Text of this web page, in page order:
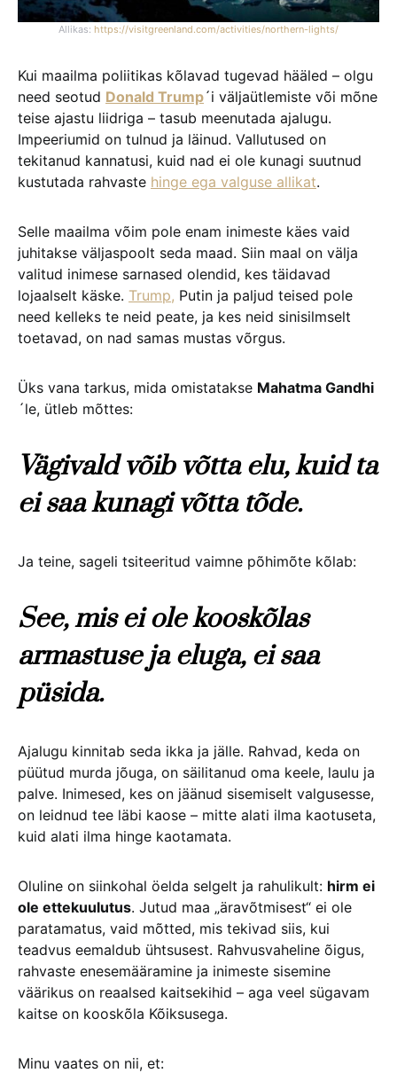
Allikas: https://visitgreenland.com/activities/northern-lights/
Kui maailma poliitikas kõlavad tugevad hääled – olgu
need seotud Donald Trump´i väljaütlemiste või mõne
teise ajastu liidriga – tasub meenutada ajalugu.
Impeeriumid on tulnud ja läinud. Vallutused on
tekitanud kannatusi, kuid nad ei ole kunagi suutnud
kustutada rahvaste hinge ega valguse allikat.
Selle maailma võim pole enam inimeste käes vaid
juhitakse väljaspoolt seda maad. Siin maal on välja
valitud inimese sarnased olendid, kes täidavad
lojaalselt käske. Trump, Putin ja paljud teised pole
need kelleks te neid peate, ja kes neid sinisilmselt
toetavad, on nad samas mustas võrgus.
Üks vana tarkus, mida omistatakse Mahatma Gandhi
´le, ütleb mõttes:
Vägivald võib võtta elu, kuid ta
ei saa kunagi võtta tõde.
Ja teine, sageli tsiteeritud vaimne põhimõte kõlab:
See, mis ei ole kooskõlas
armastuse ja eluga, ei saa
püsida.
Ajalugu kinnitab seda ikka ja jälle. Rahvad, keda on
püütud murda jõuga, on säilitanud oma keele, laulu ja
palve. Inimesed, kes on jäänud sisemiselt valgusesse,
on leidnud tee läbi kaose – mitte alati ilma kaotuseta,
kuid alati ilma hinge kaotamata.
Oluline on siinkohal öelda selgelt ja rahulikult: hirm ei
ole ettekuulutus. Jutud maa „äravõtmisest“ ei ole
paratamatus, vaid mõtted, mis tekivad siis, kui
teadvus eemaldub ühtsusest. Rahvusvaheline õigus,
rahvaste enesemääramine ja inimeste sisemine
väärikus on reaalsed kaitsekihid – aga veel sügavam
kaitse on kooskõla Kõiksusega.
Minu vaates on nii, et: